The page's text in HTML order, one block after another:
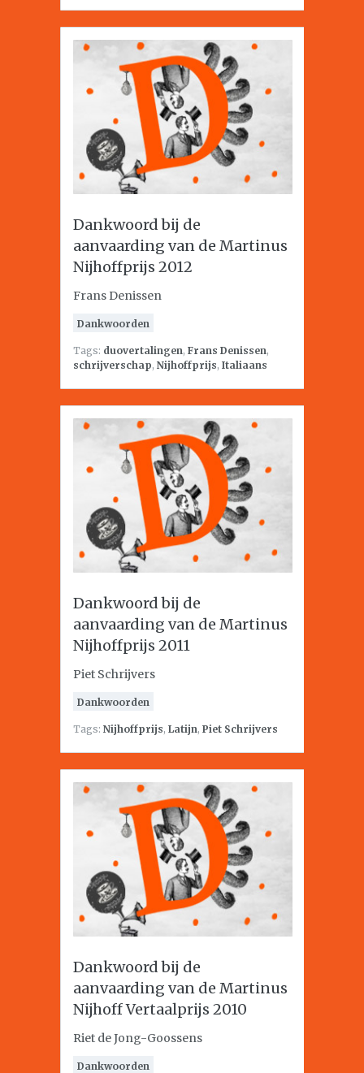
Dankwoord bij de
aanvaarding van de Martinus
Nijhoffprijs 2012
Frans Denissen
Dankwoorden
Tags: duovertalingen, Frans Denissen,
schrijverschap, Nijhoffprijs, Italiaans
Dankwoord bij de
aanvaarding van de Martinus
Nijhoffprijs 2011
Piet Schrijvers
Dankwoorden
Tags: Nijhoffprijs, Latijn, Piet Schrijvers
Dankwoord bij de
aanvaarding van de Martinus
Nijhoff Vertaalprijs 2010
Riet de Jong-Goossens
Dankwoorden